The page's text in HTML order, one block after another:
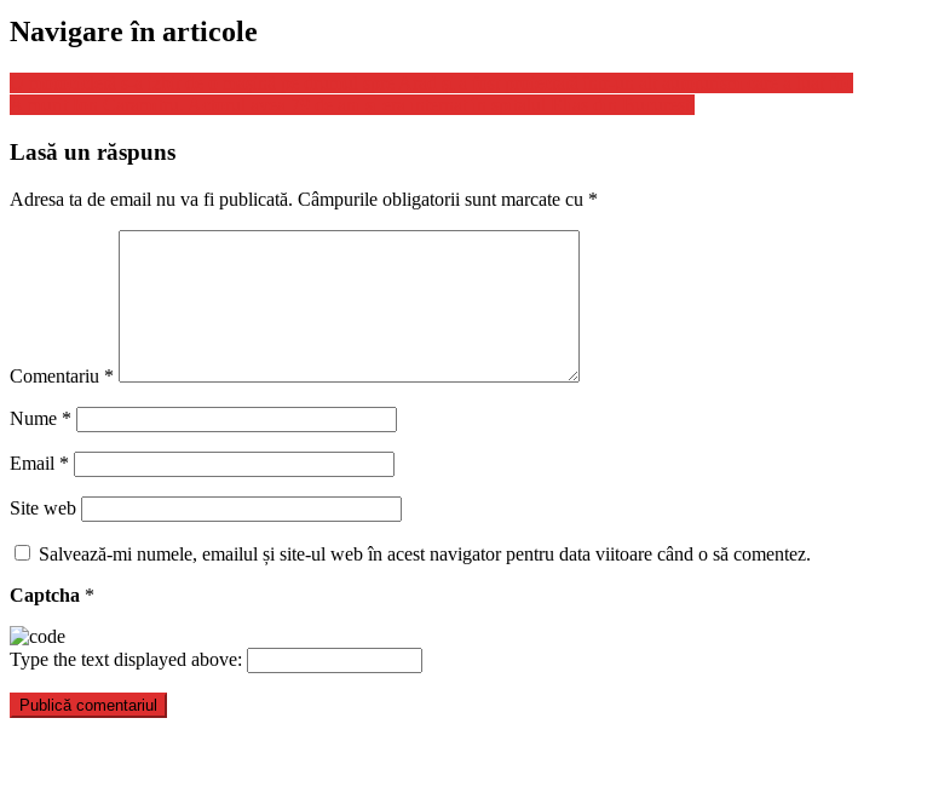
Navigare în articole
Lasă un răspuns
Adresa ta de email nu va fi publicată. Câmpurile obligatorii sunt marcate cu *
Comentariu *
Nume *
Email *
Site web
Salvează-mi numele, emailul și site-ul web în acest navigator pentru data viitoare când o să comentez.
Captcha *
Type the text displayed above: